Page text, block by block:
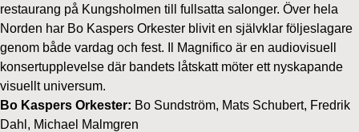
restaurang på Kungsholmen till fullsatta salonger. Över hela
Norden har Bo Kaspers Orkester blivit en självklar följeslagare
genom både vardag och fest. Il Magnifico är en audiovisuell
konsertupplevelse där bandets låtskatt möter ett nyskapande
visuellt universum.
Bo Kaspers Orkester: Bo Sundström, Mats Schubert, Fredrik
Dahl, Michael Malmgren